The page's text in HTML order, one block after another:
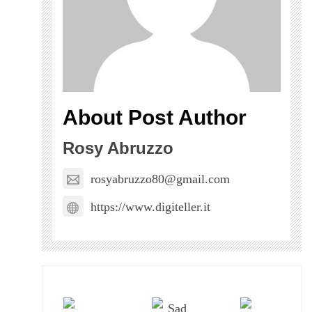
About Post Author
Rosy Abruzzo
rosyabruzzo80@gmail.com
https://www.digiteller.it